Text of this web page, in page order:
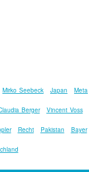
Mirko Seebeck Japan Meta
Berger Vincent Voss
Recht Pakistan Bayer